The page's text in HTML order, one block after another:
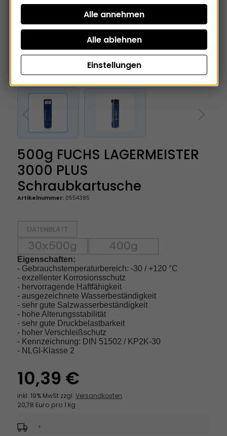
500g FUCHS LAGERMEISTER
3000 PLUS
Schraubkartusche
Artikelnummer:0554385
Eigenschaften:
- Gebrauchstemperaturbereich: -30 / +120 °C
- exzellenter Korrosionsschutz
- hervorragende Haftfähigkeit
- ausgezeichnete Wasserbeständigkeit
- sehr gute Salzwasserbeständigkeit
- hohe Alterungsstabilität
- sehr gute Druckbelastbarkeit
- hoher Verschleißschutz
- Kennzeichnung: DIN 51502 / KP2K-30
- NLGI-Klasse 2
10,39 €
inkl. 19% MwSt zzgl. Versandkosten
20,78 Euro pro 1 kg
*
Einstellungen